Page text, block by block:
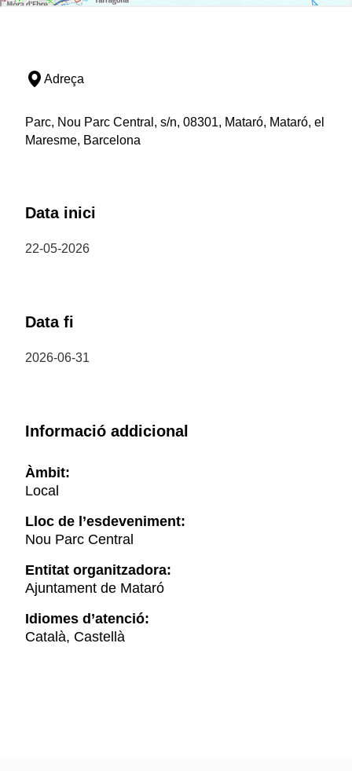
Adreça
Parc, Nou Parc Central, s/n, 08301, Mataró, Mataró, el
Maresme, Barcelona
Data inici
22-05-2026
Data fi
2026-06-31
Informació addicional
Àmbit:
Local
Lloc de l’esdeveniment:
Nou Parc Central
Entitat organitzadora:
Ajuntament de Mataró
Idiomes d’atenció:
Català, Castellà